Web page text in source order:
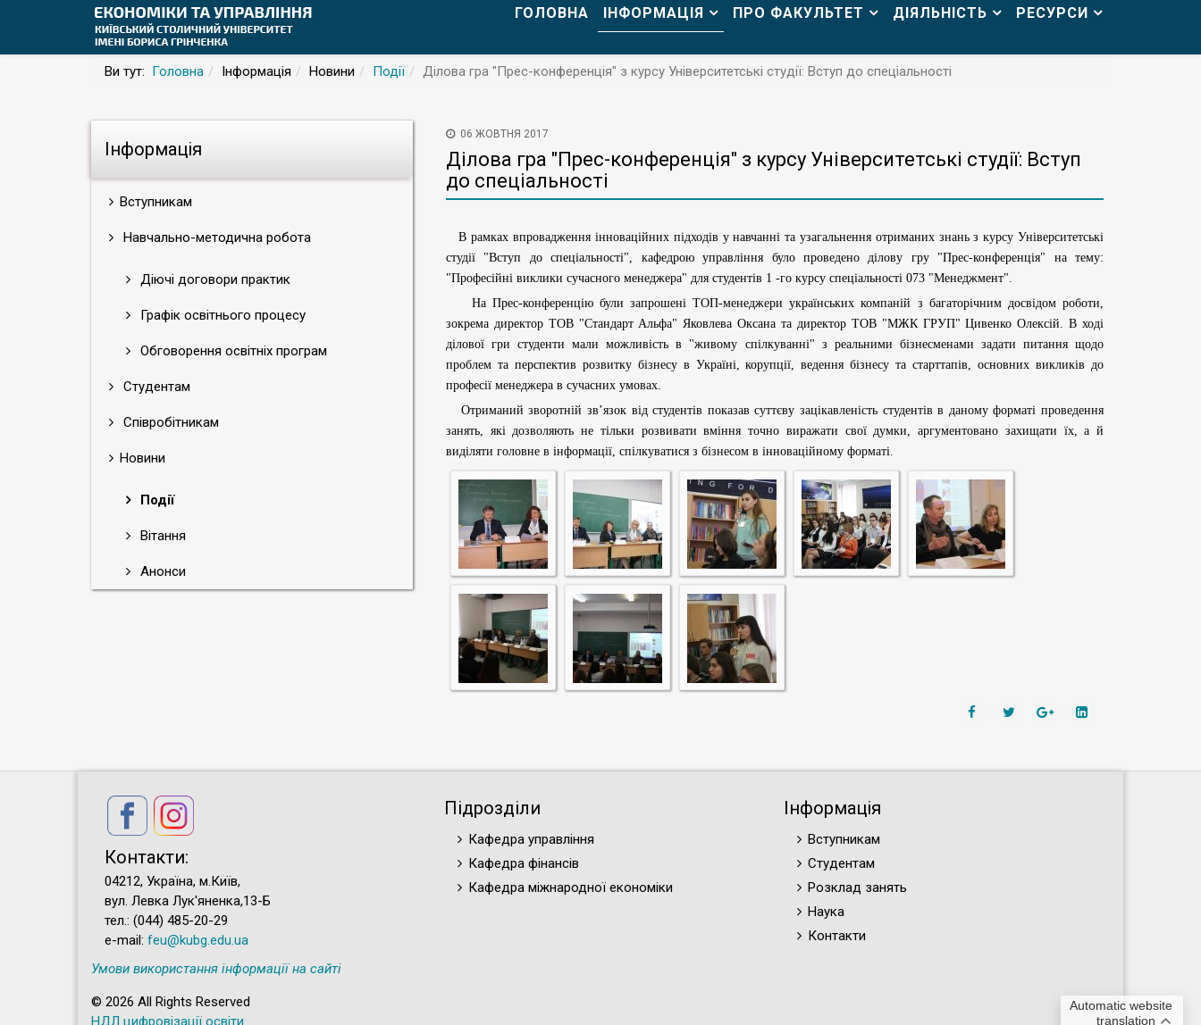
ГОЛОВНА ІНФОРМАЦІЯ ПРО ФАКУЛЬТЕТ ДІЯЛЬНІСТЬ РЕСУРСИ
Ви тут: Головна Інформація Новини Події Ділова гра "Прес-конференція" з курсу Університетські студії: Вступ до спеціальності
Інформація
Вступникам
Навчально-методична робота
Діючі договори практик
Графік освітнього процесу
Обговорення освітніх програм
Студентам
Співробітникам
Новини
Події
Вітання
Анонси
06 ЖОВТНЯ 2017
Ділова гра "Прес-конференція" з курсу Університетські студії: Вступ
до спеціальності
В рамках впровадження інноваційних підходів у навчанні та узагальнення отриманих знань з курсу Університетські
студії "Вступ до спеціальності", кафедрою управління було проведено ділову гру "Прес-конференція" на тему:
"Професійні виклики сучасного менеджера" для студентів 1 -го курсу спеціальності 073 "Менеджмент".
На Прес-конференцію були запрошені ТОП-менеджери українських компаній з багаторічним досвідом роботи,
зокрема директор ТОВ "Стандарт Альфа" Яковлева Оксана та директор ТОВ "МЖК ГРУП" Цивенко Олексій. В ході
ділової гри студенти мали можливість в "живому спілкуванні" з реальними бізнесменами задати питання щодо
проблем та перспектив розвитку бізнесу в Україні, корупції, ведення бізнесу та старттапів, основних викликів до
професії менеджера в сучасних умовах.
Отриманий зворотній зв’язок від студентів показав суттєву зацікавленість студентів в даному форматі проведення
занять, які дозволяють не тільки розвивати вміння точно виражати свої думки, аргументовано захищати їх, а й
виділяти головне в інформації, спілкуватися з бізнесом в інноваційному форматі.
Automatic website
translation
Контакти:
04212, Україна, м.Київ,
вул. Левка Лук'яненка,13-Б
тел.: (044) 485-20-29
e-mail: feu@kubg.edu.ua
Підрозділи
Кафедра управління
Кафедра фінансів
Кафедра міжнародної економіки
Інформація
Вступникам
Студентам
Розклад занять
Наука
Контакти
Умови використання інформації на сайті
© 2026 All Rights Reserved
НДЛ цифровізації освіти